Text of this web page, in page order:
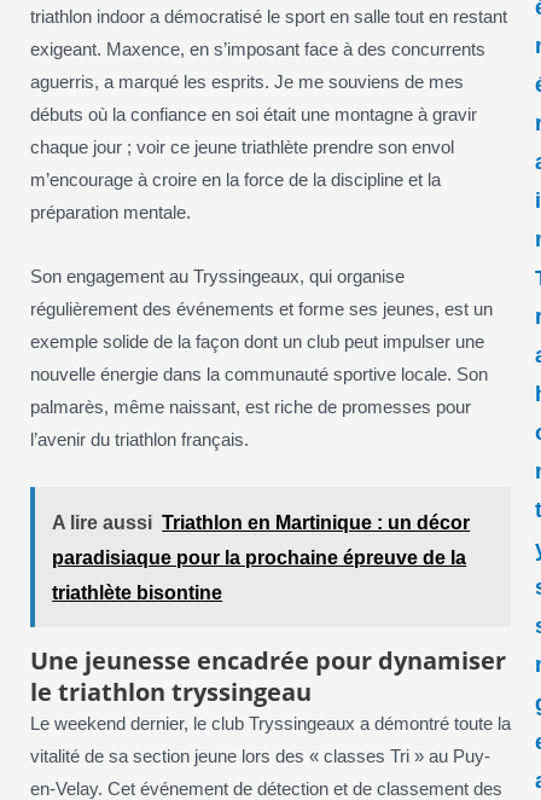
triathlon indoor a démocratisé le sport en salle tout en restant
exigeant. Maxence, en s’imposant face à des concurrents
aguerris, a marqué les esprits. Je me souviens de mes
débuts où la confiance en soi était une montagne à gravir
chaque jour ; voir ce jeune triathlète prendre son envol
m’encourage à croire en la force de la discipline et la
préparation mentale.
Son engagement au Tryssingeaux, qui organise
régulièrement des événements et forme ses jeunes, est un
exemple solide de la façon dont un club peut impulser une
nouvelle énergie dans la communauté sportive locale. Son
palmarès, même naissant, est riche de promesses pour
l’avenir du triathlon français.
A lire aussi Triathlon en Martinique : un décor
paradisiaque pour la prochaine épreuve de la
triathlète bisontine
Une jeunesse encadrée pour dynamiser
le triathlon tryssingeau
Le weekend dernier, le club Tryssingeaux a démontré toute la
vitalité de sa section jeune lors des « classes Tri » au Puy-
en-Velay. Cet événement de détection et de classement des